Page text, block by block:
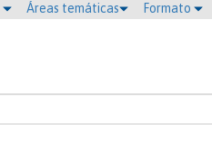
Áreas temáticas Formato